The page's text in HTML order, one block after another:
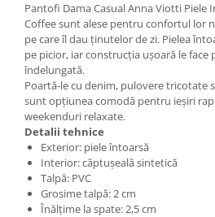
Pantofi Dama Casual Anna Viotti Piele
Coffee sunt alese pentru confortul lor
pe care îl dau ținutelor de zi. Pielea
pe picior, iar construcția ușoară le
îndelungată.
Poartă-le cu denim, pulovere
sunt opțiunea comodă pentru ieșiri
weekenduri relaxate.
Detalii tehnice
Exterior: piele întoarsă
Interior: căptușeală sintetică
Talpă: PVC
Grosime talpă: 2 cm
Înălțime la spate: 2,5 cm